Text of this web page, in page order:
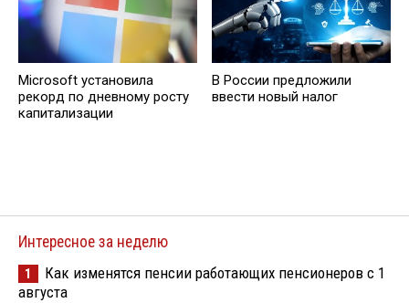
Microsoft установила
рекорд по дневному росту
капитализации
В России предложили
ввести новый налог
Интересное за неделю
1
Как изменятся пенсии работающих пенсионеров с 1
августа